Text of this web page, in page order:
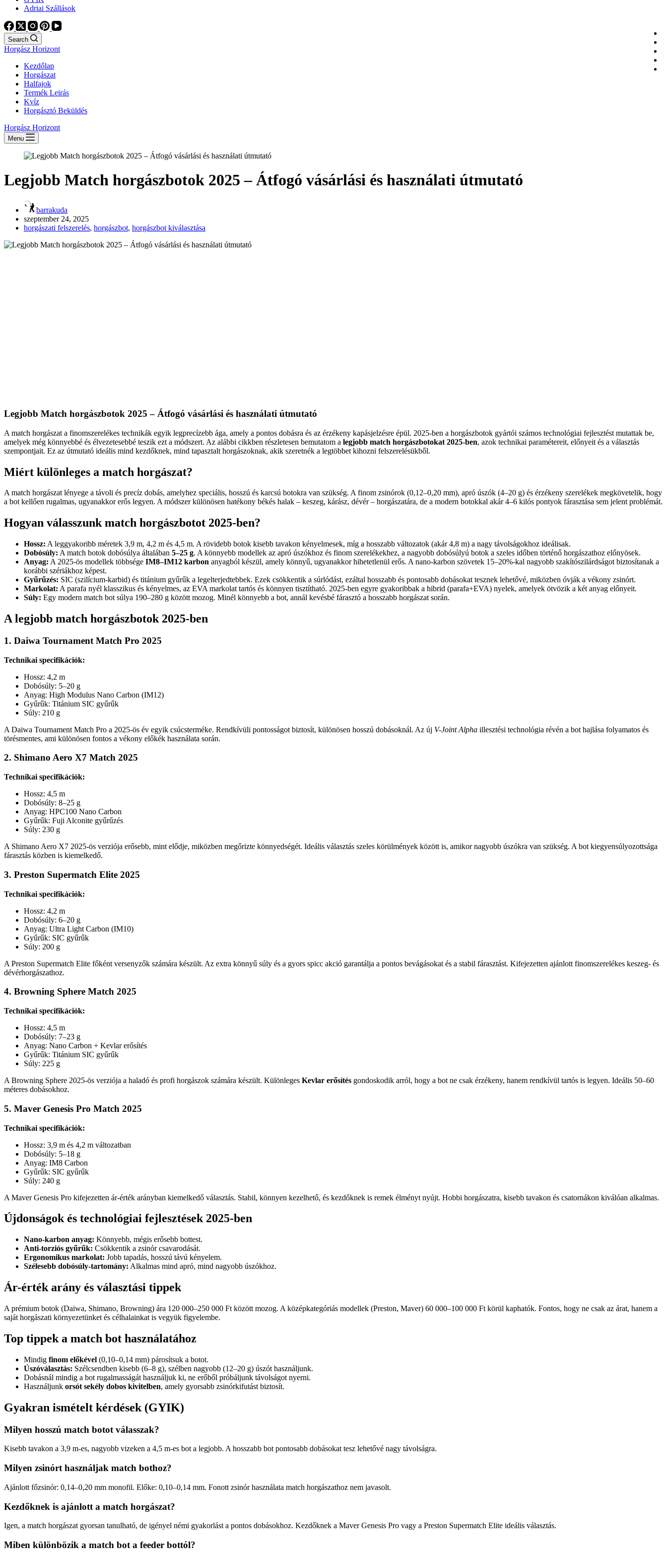
Adriai Szállások
Search
Horgász Horizont
Kezdőlap
Horgászat
Halfajok
Termék Leirás
Kvíz
Horgásztó Beküldés
Horgász Horizont
Menu
Legjobb Match horgászbotok 2025 – Átfogó vásárlási és használati útmutató
barrakuda
szeptember 24, 2025
horgászati felszerelés, horgászbot, horgászbot kiválasztása
Legjobb Match horgászbotok 2025 – Átfogó vásárlási és használati útmutató
A match horgászat a finomszerelékes technikák egyik legprecízebb ága, amely a pontos dobásra és az érzékeny kapásjelzésre épül. 2025-ben a horgászbotok gyártói számos technológiai fejlesztést mutattak be,
amelyek még könnyebbé és élvezetesebbé teszik ezt a módszert. Az alábbi cikkben részletesen bemutatom a legjobb match horgászbotokat 2025-ben, azok technikai paramétereit, előnyeit és a választás
szempontjait. Ez az útmutató ideális mind kezdőknek, mind tapasztalt horgászoknak, akik szeretnék a legtöbbet kihozni felszerelésükből.
Miért különleges a match horgászat?
A match horgászat lényege a távoli és precíz dobás, amelyhez speciális, hosszú és karcsú botokra van szükség. A finom zsinórok (0,12–0,20 mm), apró úszók (4–20 g) és érzékeny szerelékek megkövetelik, hogy
a bot kellően rugalmas, ugyanakkor erős legyen. A módszer különösen hatékony békés halak – keszeg, kárász, dévér – horgászatára, de a modern botokkal akár 4–6 kilós pontyok fárasztása sem jelent problémát.
Hogyan válasszunk match horgászbotot 2025-ben?
Hossz: A leggyakoribb méretek 3,9 m, 4,2 m és 4,5 m. A rövidebb botok kisebb tavakon kényelmesek, míg a hosszabb változatok (akár 4,8 m) a nagy távolságokhoz ideálisak.
Dobósúly: A match botok dobósúlya általában 5–25 g. A könnyebb modellek az apró úszókhoz és finom szerelékekhez, a nagyobb dobósúlyú botok a szeles időben történő horgászathoz előnyösek.
Anyag: A 2025-ös modellek többsége IM8–IM12 karbon anyagból készül, amely könnyű, ugyanakkor hihetetlenül erős. A nano-karbon szövetek 15–20%-kal nagyobb szakítószilárdságot biztosítanak a
korábbi szériákhoz képest.
Gyűrűzés: SIC (szilícium-karbid) és titánium gyűrűk a legelterjedtebbek. Ezek csökkentik a súrlódást, ezáltal hosszabb és pontosabb dobásokat tesznek lehetővé, miközben óvják a vékony zsinórt.
Markolat: A parafa nyél klasszikus és kényelmes, az EVA markolat tartós és könnyen tisztítható. 2025-ben egyre gyakoribbak a hibrid (parafa+EVA) nyelek, amelyek ötvözik a két anyag előnyeit.
Súly: Egy modern match bot súlya 190–280 g között mozog. Minél könnyebb a bot, annál kevésbé fárasztó a hosszabb horgászat során.
A legjobb match horgászbotok 2025-ben
1. Daiwa Tournament Match Pro 2025
Technikai specifikációk:
Hossz: 4,2 m
Dobósúly: 5–20 g
Anyag: High Modulus Nano Carbon (IM12)
Gyűrűk: Titánium SIC gyűrűk
Súly: 210 g
A Daiwa Tournament Match Pro a 2025-ös év egyik csúcsterméke. Rendkívüli pontosságot biztosít, különösen hosszú dobásoknál. Az új V-Joint Alpha illesztési technológia révén a bot hajlása folyamatos és
törésmentes, ami különösen fontos a vékony előkék használata során.
2. Shimano Aero X7 Match 2025
Technikai specifikációk:
Hossz: 4,5 m
Dobósúly: 8–25 g
Anyag: HPC100 Nano Carbon
Gyűrűk: Fuji Alconite gyűrűzés
Súly: 230 g
A Shimano Aero X7 2025-ös verziója erősebb, mint elődje, miközben megőrizte könnyedségét. Ideális választás szeles körülmények között is, amikor nagyobb úszókra van szükség. A bot kiegyensúlyozottsága
fárasztás közben is kiemelkedő.
3. Preston Supermatch Elite 2025
Technikai specifikációk:
Hossz: 4,2 m
Dobósúly: 6–20 g
Anyag: Ultra Light Carbon (IM10)
Gyűrűk: SIC gyűrűk
Súly: 200 g
A Preston Supermatch Elite főként versenyzők számára készült. Az extra könnyű súly és a gyors spicc akció garantálja a pontos bevágásokat és a stabil fárasztást. Kifejezetten ajánlott finomszerelékes keszeg- és
dévérhorgászathoz.
4. Browning Sphere Match 2025
Technikai specifikációk:
Hossz: 4,5 m
Dobósúly: 7–23 g
Anyag: Nano Carbon + Kevlar erősítés
Gyűrűk: Titánium SIC gyűrűk
Súly: 225 g
A Browning Sphere 2025-ös verziója a haladó és profi horgászok számára készült. Különleges Kevlar erősítés gondoskodik arról, hogy a bot ne csak érzékeny, hanem rendkívül tartós is legyen. Ideális 50–60
méteres dobásokhoz.
5. Maver Genesis Pro Match 2025
Technikai specifikációk:
Hossz: 3,9 m és 4,2 m változatban
Dobósúly: 5–18 g
Anyag: IM8 Carbon
Gyűrűk: SIC gyűrűk
Súly: 240 g
A Maver Genesis Pro kifejezetten ár-érték arányban kiemelkedő választás. Stabil, könnyen kezelhető, és kezdőknek is remek élményt nyújt. Hobbi horgászatra, kisebb tavakon és csatornákon kiválóan alkalmas.
Újdonságok és technológiai fejlesztések 2025-ben
Nano-karbon anyag: Könnyebb, mégis erősebb bottest.
Anti-torziós gyűrűk: Csökkentik a zsinór csavarodását.
Ergonomikus markolat: Jobb tapadás, hosszú távú kényelem.
Szélesebb dobósúly-tartomány: Alkalmas mind apró, mind nagyobb úszókhoz.
Ár-érték arány és választási tippek
A prémium botok (Daiwa, Shimano, Browning) ára 120 000–250 000 Ft között mozog. A középkategóriás modellek (Preston, Maver) 60 000–100 000 Ft körül kaphatók. Fontos, hogy ne csak az árat, hanem a
saját horgászati környezetünket és célhalainkat is vegyük figyelembe.
Top tippek a match bot használatához
Mindig finom előkével (0,10–0,14 mm) párosítsuk a botot.
Úszóválasztás: Szélcsendben kisebb (6–8 g), szélben nagyobb (12–20 g) úszót használjunk.
Dobásnál mindig a bot rugalmasságát használjuk ki, ne erőből próbáljunk távolságot nyerni.
Használjunk orsót sekély dobos kivitelben, amely gyorsabb zsinórkifutást biztosít.
Gyakran ismételt kérdések (GYIK)
Milyen hosszú match botot válasszak?
Kisebb tavakon a 3,9 m-es, nagyobb vizeken a 4,5 m-es bot a legjobb. A hosszabb bot pontosabb dobásokat tesz lehetővé nagy távolságra.
Milyen zsinórt használjak match bothoz?
Ajánlott főzsinór: 0,14–0,20 mm monofil. Előke: 0,10–0,14 mm. Fonott zsinór használata match horgászathoz nem javasolt.
Kezdőknek is ajánlott a match horgászat?
Igen, a match horgászat gyorsan tanulható, de igényel némi gyakorlást a pontos dobásokhoz. Kezdőknek a Maver Genesis Pro vagy a Preston Supermatch Elite ideális választás.
Miben különbözik a match bot a feeder bottól?